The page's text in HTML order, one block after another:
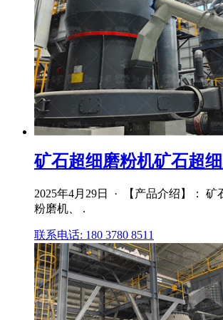
矿石超细磨粉机矿石超
2025年4月29日 · 【产品介绍】：
粉磨机、 .
联系电话: 180 3780 8511